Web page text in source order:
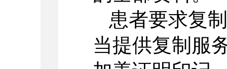
患者要求复
当提供复制服